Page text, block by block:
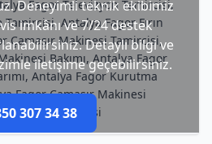
Deneyimli teknik ekibimiz
imkânı ve 7/24 destek
Detaylı bilgi ve
iletişime geçebilirsiniz.
307 34 38
Fagor Televizyon Tamircisi,
Antalya Fagor Fırın
Çamaşır Makinesi Tamircisi,
Bakımı, Antalya Fagor
Antalya Fagor Kurutma
Fagor Çamaşır Makinesi
Televizyon Servisi